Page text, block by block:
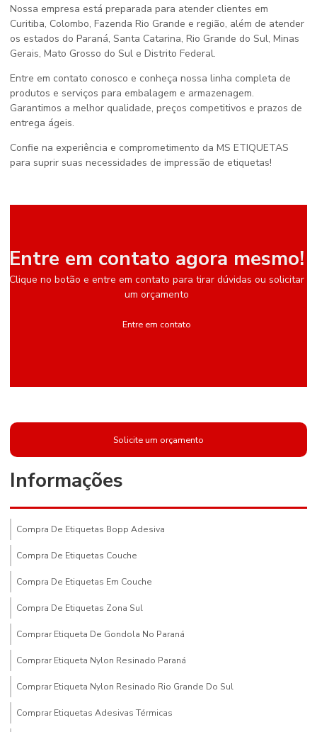
Nossa empresa está preparada para atender clientes em
Curitiba, Colombo, Fazenda Rio Grande e região, além de atender
os estados do Paraná, Santa Catarina, Rio Grande do Sul, Minas
Gerais, Mato Grosso do Sul e Distrito Federal.
Entre em contato conosco e conheça nossa linha completa de
produtos e serviços para embalagem e armazenagem.
Garantimos a melhor qualidade, preços competitivos e prazos de
entrega ágeis.
Confie na experiência e comprometimento da MS ETIQUETAS
para suprir suas necessidades de impressão de etiquetas!
Entre em contato agora mesmo!
Clique no botão e entre em contato para tirar dúvidas ou solicitar
um orçamento
Entre em contato
Solicite um orçamento
Informações
Compra De Etiquetas Bopp Adesiva
Compra De Etiquetas Couche
Compra De Etiquetas Em Couche
Compra De Etiquetas Zona Sul
Comprar Etiqueta De Gondola No Paraná
Comprar Etiqueta Nylon Resinado Paraná
Comprar Etiqueta Nylon Resinado Rio Grande Do Sul
Comprar Etiquetas Adesivas Térmicas